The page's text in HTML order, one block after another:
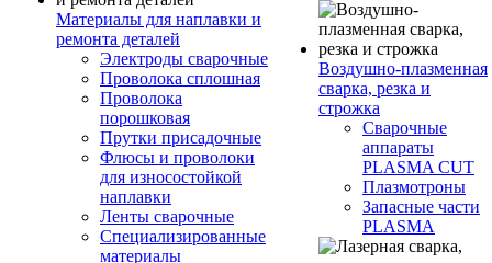
Материалы для наплавки и
ремонта деталей
Электроды сварочные
Проволока сплошная
Проволока
порошковая
Прутки присадочные
Флюсы и проволоки
для износостойкой
наплавки
Ленты сварочные
Специализированные
материалы
Воздушно-плазменная
сварка, резка и
строжка
Сварочные
аппараты
PLASMA CUT
Плазмотроны
Запасные части
PLASMA